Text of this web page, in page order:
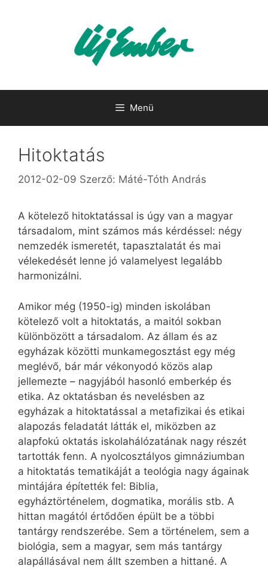
Menü
Hitoktatás
2012-02-09 Szerző: Máté-Tóth András
A kötelező hitoktatással is úgy van a magyar
társadalom, mint számos más kérdéssel: négy
nemzedék ismeretét, tapasztalatát és mai
vélekedését lenne jó valamelyest legalább
harmonizálni.
Amikor még (1950-ig) minden iskolában
kötelező volt a hitoktatás, a maitól sokban
különbözött a társadalom. Az állam és az
egyházak közötti munkamegosztást egy még
meglévő, bár már vékonyodó közös alap
jellemezte – nagyjából hasonló emberkép és
etika. Az oktatásban és nevelésben az
egyházak a hitoktatással a metafizikai és etikai
alapozás feladatát látták el, miközben az
alapfokú oktatás iskolahálózatának nagy részét
tartották fenn. A nyolcosztályos gimnáziumban
a hitoktatás tematikáját a teológia nagy ágainak
mintájára építették fel: Biblia,
egyháztörténelem, dogmatika, morális stb. A
hittan magától értődően épült be a többi
tantárgy rendszerébe. Sem a történelem, sem a
biológia, sem a magyar, sem más tantárgy
alapállásával nem állt szemben a hittané. A